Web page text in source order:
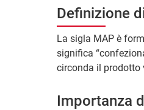
Definizione
La sigla MAP è
significa
circonda il prodotto
Importanza